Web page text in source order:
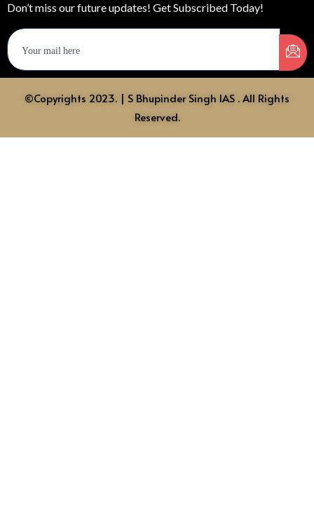
Don’t miss our future updates! Get Subscribed Today!
©Copyrights 2023. | S Bhupinder Singh IAS . All Rights
Reserved.